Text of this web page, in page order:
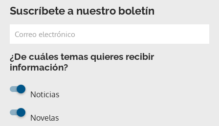
Suscríbete a nuestro boletín
¿De cuáles temas quieres recibir
información?
Noticias
Novelas